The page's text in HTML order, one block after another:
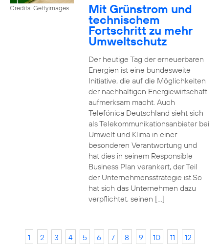
Credits: Gettyimages Mit Grünstrom und
technischem
Fortschritt zu mehr
Umweltschutz
Der heutige Tag der erneuerbaren
Energien ist eine bundesweite
Initiative, die auf die Möglichkeiten
der nachhaltigen Energiewirtschaft
aufmerksam macht. Auch
Telefónica Deutschland sieht sich
als Telekommunikationsanbieter bei
Umwelt und Klima in einer
besonderen Verantwortung und
hat dies in seinem Responsible
Business Plan verankert, der Teil
der Unternehmensstrategie ist.So
hat sich das Unternehmen dazu
verpflichtet, seinen […]
1 2 3 4 5 6 7 8 9 10 11
12